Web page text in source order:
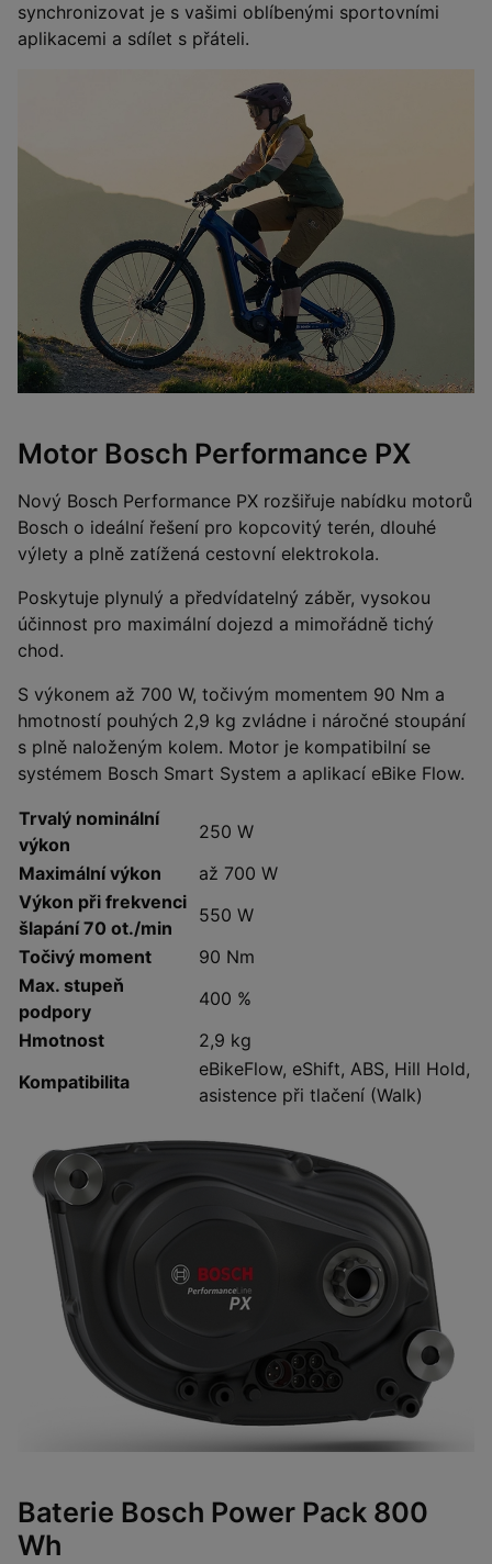
synchronizovat je s vašimi oblíbenými sportovními
aplikacemi a sdílet s přáteli.
Motor Bosch Performance PX
Nový Bosch Performance PX rozšiřuje nabídku motorů
Bosch o ideální řešení pro kopcovitý terén, dlouhé
výlety a plně zatížená cestovní elektrokola.
Poskytuje plynulý a předvídatelný záběr, vysokou
účinnost pro maximální dojezd a mimořádně tichý
chod.
S výkonem až 700 W, točivým momentem 90 Nm a
hmotností pouhých 2,9 kg zvládne i náročné stoupání
s plně naloženým kolem. Motor je kompatibilní se
systémem Bosch Smart System a aplikací eBike Flow.
Trvalý nominální
výkon
250 W
Maximální výkon
až 700 W
Výkon při frekvenci
šlapání 70 ot./min
550 W
Točivý moment
90 Nm
Max. stupeň
podpory
400 %
Hmotnost
2,9 kg
Kompatibilita
eBikeFlow, eShift, ABS, Hill Hold,
asistence při tlačení (Walk)
Baterie Bosch Power Pack 800
Wh